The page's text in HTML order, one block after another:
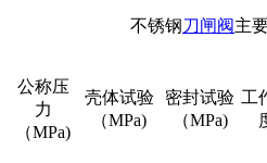
不锈钢刀闸阀主
公称压
力
（MPa)
壳体试验
（MPa)
密封试验
（MPa)
工